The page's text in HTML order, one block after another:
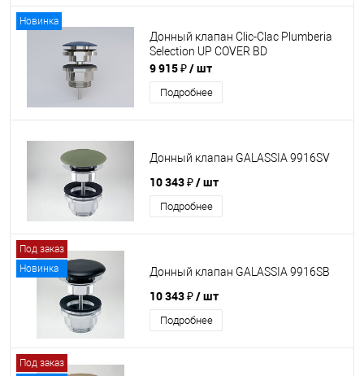
Новинка
Донный клапан Clic-Clac Plumberia
Selection UP COVER BD
9 915 ₽/ шт
Подробнее
Донный клапан GALASSIA 9916SV
10 343 ₽/ шт
Подробнее
Под заказ
Новинка
Донный клапан GALASSIA 9916SB
10 343 ₽/ шт
Подробнее
Под заказ